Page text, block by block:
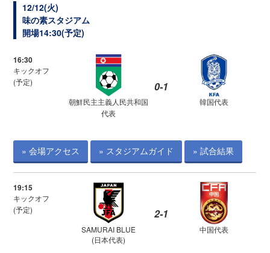
12/12(火)
味の素スタジアム
開場14:30(予定)
16:30
キックオフ
(予定)
朝鮮民主主義人民共和国
代表
0-1
韓国代表
» 会場アクセス » スタジアムガイド » 試合結果
19:15
キックオフ
(予定)
SAMURAI BLUE
(日本代表)
2-1
中国代表